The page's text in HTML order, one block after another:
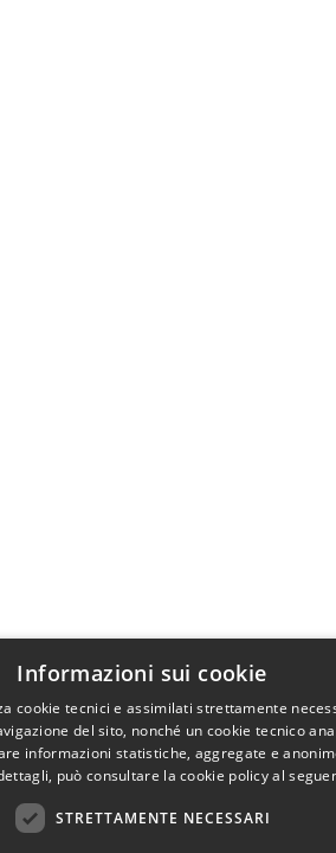
Informazioni sui cookie
cookie tecnici e assimilati strettamente
del sito, nonché un cookie tecnico
informazioni statistiche, aggregate e
può consultare la cookie policy al
STRETTAMENTE NECESSARI